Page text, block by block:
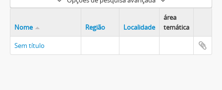
Nome Região Localidade
área
temática
Sem título